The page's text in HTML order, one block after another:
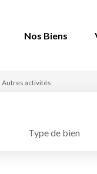
Nos Biens
Autres activités
Type de bien